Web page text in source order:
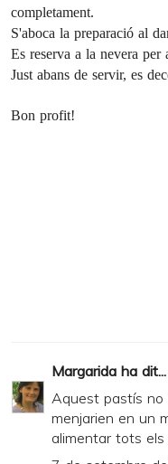
completament.
S'aboca la preparació al
Es reserva a la nevera
Just abans de servir, es
Bon profit!
Margarida ha dit...
Aquest pastís no
menjarien en un
alimentar tots